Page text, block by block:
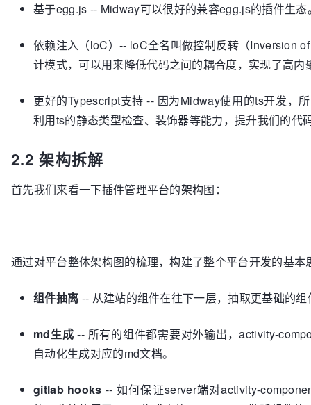
基于egg.js -- Midway可以很好的兼容egg.js的插件生态
依赖注入（loC）-- loC全名叫做控制反转（Inversion
计模式，可以用来降低代码之间的耦合度，实现了高内
更好的Typescript支持 -- 因为Midway使用的ts开发，
利用ts的静态类型检查、装饰器等能力，提升我们的代
2.2 架构拆解
首先我们来看一下插件管理平台的架构图：
通过对平台整体架构图的梳理，构建了整个平台开发的基本
组件抽离 -- 从建站的组件在往下一层，抽取更基础的
md生成 -- 所有的组件都需要对外输出，activity-
自动化生成对应的md文档。
gitlab hooks -- 如何保证server端对activity-